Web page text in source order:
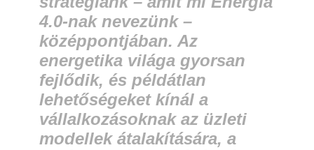
4.0-nak nevezünk –
középpontjában. Az
energetika világa gyorsan
fejlődik, és példátlan
lehetőségeket kínál a
vállalkozásoknak az üzleti
modellek átalakítására, a